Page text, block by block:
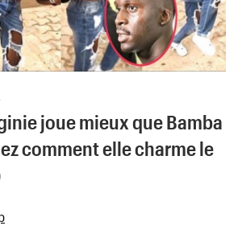
joue mieux que Bamba
comment elle charme le